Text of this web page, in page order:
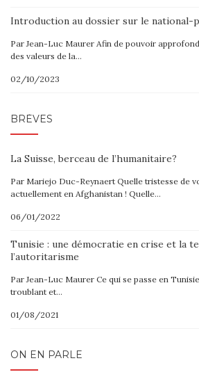
Introduction au dossier sur le national-
Par Jean-Luc Maurer Afin de pouvoir
des valeurs de la…
02/10/2023
BRÈVES
La Suisse, berceau de l’humanitaire?
Par Mariejo Duc-Reynaert Quelle tristesse de
actuellement en Afghanistan ! Quelle…
06/01/2022
Tunisie : une démocratie en crise et la
l’autoritarisme
Par Jean-Luc Maurer Ce qui se passe en
troublant et…
01/08/2021
ON EN PARLE